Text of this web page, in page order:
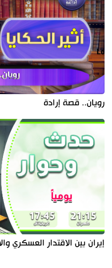
رويان.. قصة إرادة
إيران بين الاقتدار العسكري